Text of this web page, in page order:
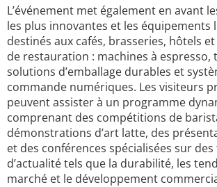
L’événement met également en avant
les plus innovantes et les équipements
destinés aux cafés, brasseries, hôtels
de restauration : machines à espresso,
solutions d’emballage durables et
commande numériques. Les visiteurs
peuvent assister à un programme
comprenant des compétitions de
démonstrations d’art latte, des
et des conférences spécialisées sur
d’actualité tels que la durabilité, les
marché et le développement